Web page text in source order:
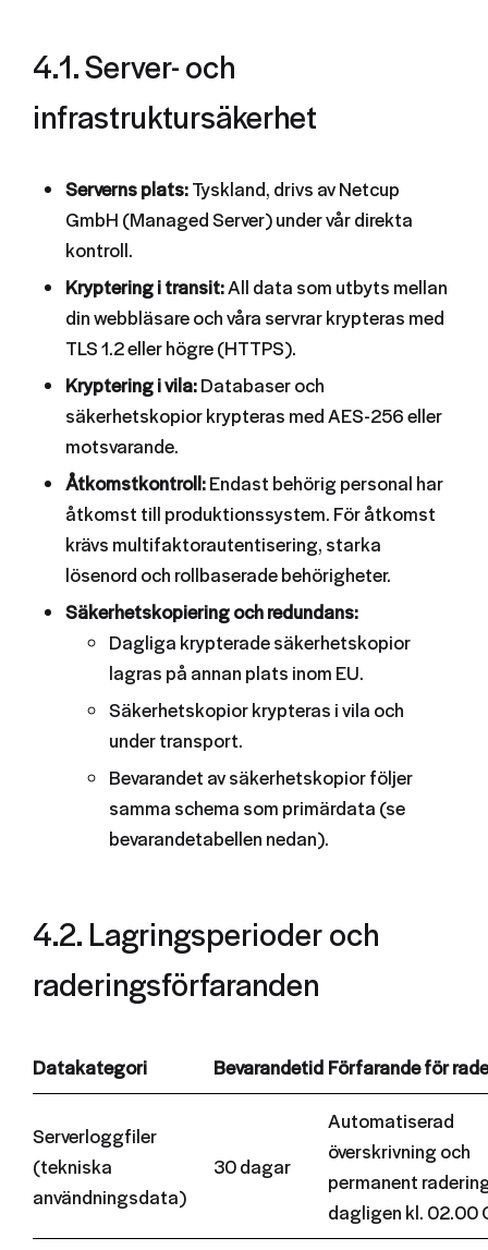
4.1. Server- och
infrastruktursäkerhet
Serverns plats:Tyskland, drivs av Netcup
GmbH (Managed Server) under vår direkta
kontroll.
Kryptering i transit:All data som utbyts mellan
din webbläsare och våra servrar krypteras med
TLS 1.2 eller högre (HTTPS).
Kryptering i vila:Databaser och
säkerhetskopior krypteras med AES-256 eller
motsvarande.
Åtkomstkontroll:Endast behörig personal har
åtkomst till produktionssystem. För åtkomst
krävs multifaktorautentisering, starka
lösenord och rollbaserade behörigheter.
Säkerhetskopiering och redundans:
Dagliga krypterade säkerhetskopior
lagras på annan plats inom EU.
Säkerhetskopior krypteras i vila och
under transport.
Bevarandet av säkerhetskopior följer
samma schema som primärdata (se
bevarandetabellen nedan).
4.2. Lagringsperioder och
raderingsförfaranden
Datakategori Bevarandetid Förfarande för
Serverloggfiler
(tekniska
användningsdata)
30 dagar
Automatiserad
överskrivning och
permanent
dagligen kl. 02.00